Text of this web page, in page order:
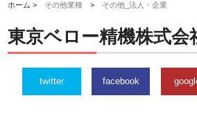
ホーム > その他業種 > その他_法人・企業
東京ベロー精機株式会
twitter facebook